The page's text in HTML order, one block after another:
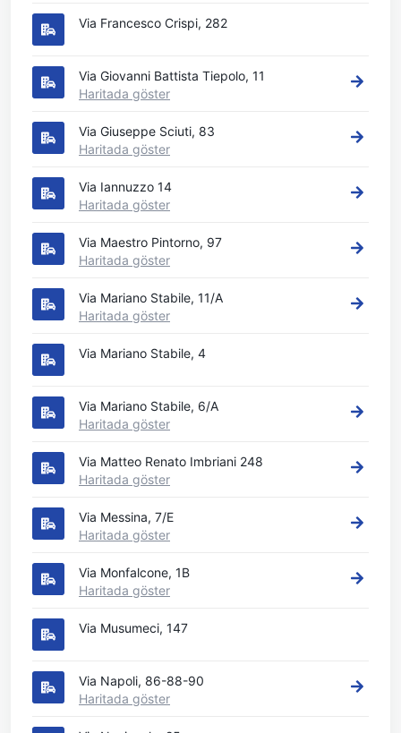
Via Francesco Crispi, 282
Via Giovanni Battista Tiepolo, 11
Haritada göster
Via Giuseppe Sciuti, 83
Haritada göster
Via Iannuzzo 14
Haritada göster
Via Maestro Pintorno, 97
Haritada göster
Via Mariano Stabile, 11/A
Haritada göster
Via Mariano Stabile, 4
Via Mariano Stabile, 6/A
Haritada göster
Via Matteo Renato Imbriani 248
Haritada göster
Via Messina, 7/E
Haritada göster
Via Monfalcone, 1B
Haritada göster
Via Musumeci, 147
Via Napoli, 86-88-90
Haritada göster